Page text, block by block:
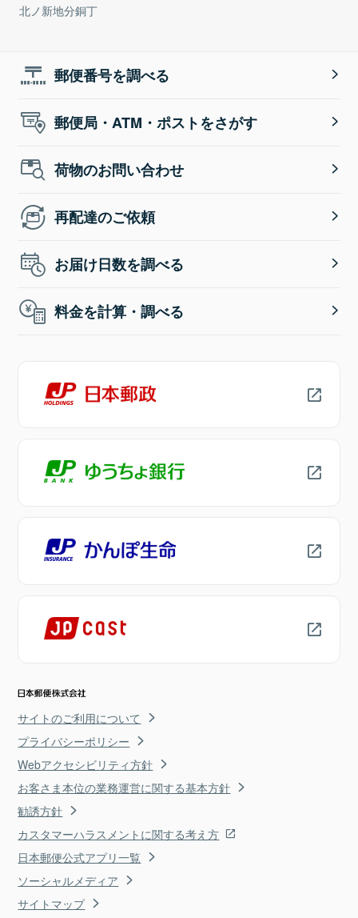
北ノ新地分銅丁
郵便番号を調べる
郵便局・ATM・ポストをさがす
荷物のお問い合わせ
再配達のご依頼
お届け日数を調べる
料金を計算・調べる
サイトのご利用について
プライバシーポリシー
Webアクセシビリティ方針
お客さま本位の業務運営に関する基本方針
勧誘方針
カスタマーハラスメントに関する考え方
日本郵便公式アプリ一覧
ソーシャルメディア
サイトマップ